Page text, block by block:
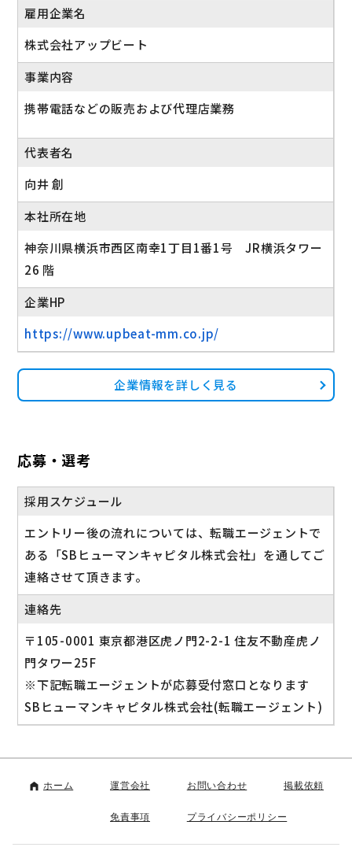
・TOEIC
・基本情報技術者
・マーケティングリサーチ入門
雇用企業名
株式会社アップビート
事業内容
携帯電話などの販売および代理店業務
代表者名
向井 創
本社所在地
神奈川県横浜市西区南幸1丁目1番1号 JR横浜タワー
26 階
企業HP
https://www.upbeat-mm.co.jp/
企業情報を詳しく見る
応募・選考
採用スケジュール
エントリー後の流れについては、転職エージェントで
ある「SBヒューマンキャピタル株式会社」を通してご
連絡させて頂きます。
連絡先
〒105-0001 東京都港区虎ノ門2-2-1 住友不動産虎ノ
門タワー25F
※下記転職エージェントが応募受付窓口となります
SBヒューマンキャピタル株式会社(転職エージェント)
ホーム 運営会社 お問い合わせ 掲載依頼
免責事項 プライバシーポリシー